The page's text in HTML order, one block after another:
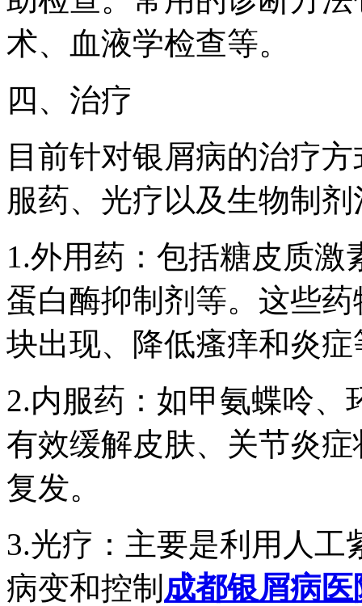
术、血液学检查等。
四、治疗
目前针对银屑病的治疗
服药、光疗以及生物制
1.外用药：包括糖皮质
蛋白酶抑制剂等。这些
块出现、降低瘙痒和炎
2.内服药：如甲氨蝶呤
有效缓解皮肤、关节炎
复发。
3.光疗：主要是利用人
病变和控制 成都银屑病医